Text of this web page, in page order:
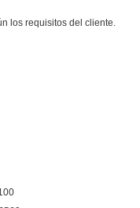
los requisitos del cliente.